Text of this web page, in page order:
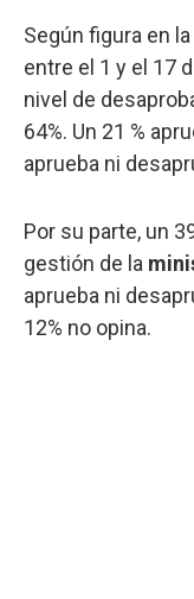
Según figura en
entre el 1 y el 17
nivel de
64%. Un 21 %
aprueba ni
Por su parte, un
gestión de la
aprueba ni
12% no opina.